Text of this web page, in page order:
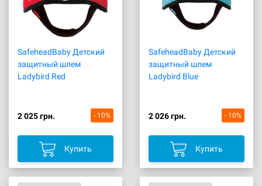
SafeheadBaby Детский
защитный шлем
Ladybird Red
2 025 грн. - 10%
Купить
SafeheadBaby Детский
защитный шлем
Ladybird Blue
2 026 грн. - 10%
Купить